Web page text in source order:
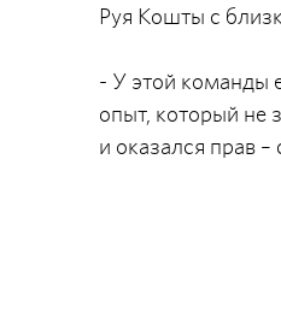
Руя Кошты с
- У этой команды
опыт, который не
и оказался прав